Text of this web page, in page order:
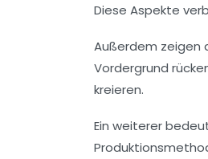
Diese Aspekte
Außerdem zeigen
Vordergrund
kreieren.
Ein weiterer